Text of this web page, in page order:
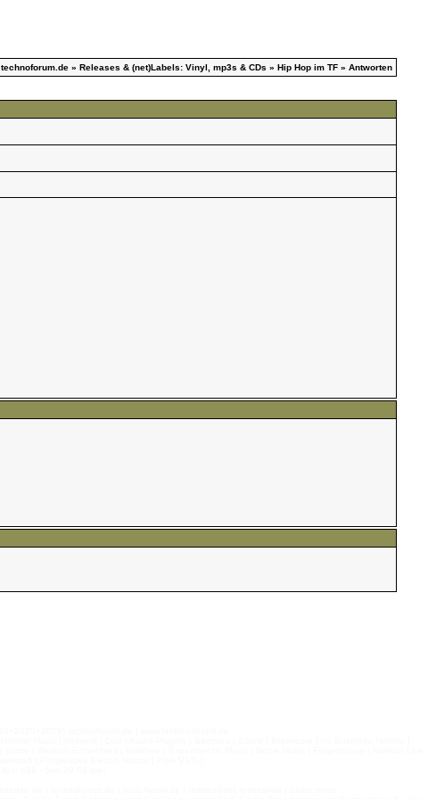
technoforum.de » Releases & (net)Labels: Vinyl, mp3s & CDs » Hip Hop im TF » Antworten